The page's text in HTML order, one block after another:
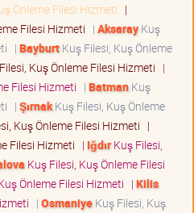
Önleme Filesi Hizmeti |
Filesi Hizmeti | AksarayKuş
| BayburtKuş Filesi, Kuş Önleme
Kuş Önleme Filesi Hizmeti |
Filesi Hizmeti | BatmanKuş
| ŞırnakKuş Filesi, Kuş Önleme
Kuş Önleme Filesi Hizmeti |
Filesi Hizmeti | IğdırKuş Filesi,
Kuş Filesi, Kuş Önleme Filesi
Önleme Filesi Hizmeti | Kilis
| OsmaniyeKuş Filesi, Kuş